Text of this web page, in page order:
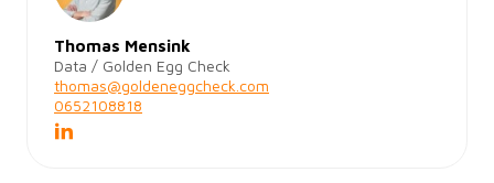
Thomas Mensink
Data / Golden Egg Check
thomas@goldeneggcheck.com
0652108818